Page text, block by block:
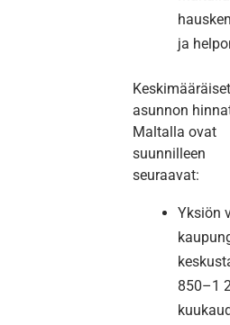
ja
Keskimääräiset
asunnon
Maltalla ovat
suunnilleen
seuraavat:
Yksiön
850–1